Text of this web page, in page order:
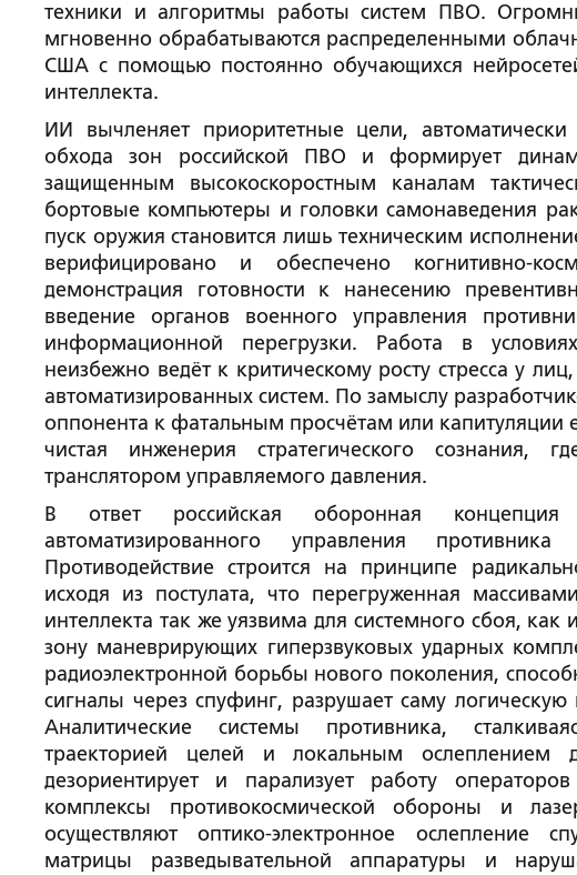
техники и алгоритмы работы систем ПВО.
мгновенно обрабатываются распределенными
США с помощью постоянно обучающихся
интеллекта.
ИИ вычленяет приоритетные цели,
обхода зон российской ПВО и формирует
защищенным высокоскоростным каналам
бортовые компьютеры и головки самонаведения
пуск оружия становится лишь техническим
верифицировано и обеспечено когнитивно-
демонстрация готовности к нанесению
введение органов военного управления
информационной перегрузки. Работа в
неизбежно ведёт к критическому росту стресса у
автоматизированных систем. По замыслу
оппонента к фатальным просчётам или капитуляции
чистая инженерия стратегического сознания,
транслятором управляемого давления.
В ответ российская оборонная концепция
автоматизированного управления
Противодействие строится на принципе
исходя из постулата, что перегруженная
интеллекта так же уязвима для системного сбоя,
зону маневрирующих гиперзвуковых ударных
радиоэлектронной борьбы нового поколения,
сигналы через спуфинг, разрушает саму логическую
Аналитические системы противника,
траекторией целей и локальным ослеплением
дезориентирует и парализует работу
комплексы противокосмической обороны и
осуществляют оптико-электронное ослепление
матрицы разведывательной аппаратуры и